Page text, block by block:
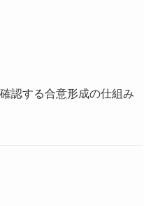
認する合意形成の仕組み